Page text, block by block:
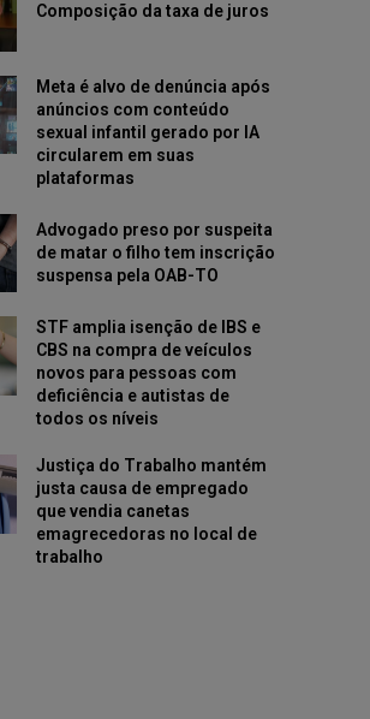
Composição da taxa de juros
Meta é alvo de denúncia após
anúncios com conteúdo
sexual infantil gerado por IA
circularem em suas
plataformas
Advogado preso por suspeita
de matar o filho tem inscrição
suspensa pela OAB-TO
STF amplia isenção de IBS e
CBS na compra de veículos
novos para pessoas com
deficiência e autistas de
todos os níveis
Justiça do Trabalho mantém
justa causa de empregado
que vendia canetas
emagrecedoras no local de
trabalho